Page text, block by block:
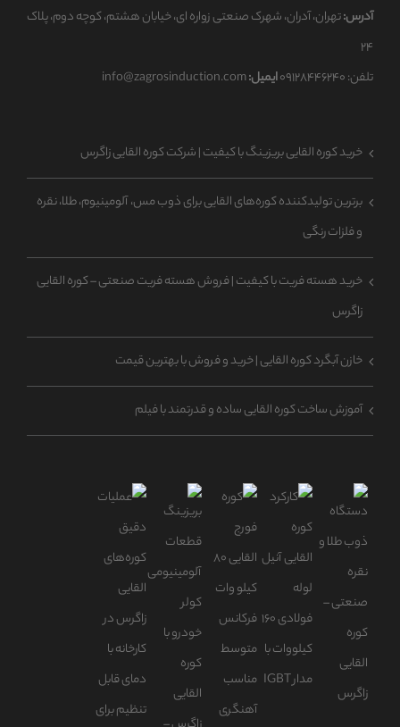
آدرس:تهران، آدران، شهرک صنعتی زواره ای، خیابان هشتم، کوچه دوم، پلاک
۲۴
تلفن: ۰۹۱۲۸۴۴۶۲۴۰
ایمیل:
خرید کوره القایی بریزینگ با کیفیت | شرکت کوره القایی زاگرس
برترین تولیدکننده کوره‌های القایی برای ذوب مس، آلومینیوم، طلا، نقره
و فلزات رنگی
خرید هسته فریت با کیفیت | فروش هسته فریت صنعتی – کوره القایی
زاگرس
خازن آبگرد کوره القایی | خرید و فروش با بهترین قیمت
آموزش ساخت کوره القایی ساده و قدرتمند با فیلم